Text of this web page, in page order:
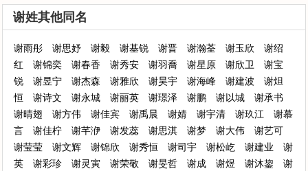
谢姓其他同名
谢雨彤 谢思妤 谢毅 谢基锐 谢晋 谢瀚荃 谢玉欣
谢绍
红
谢锦奕 谢春香 谢秀安 谢羽喬 谢星原 谢欣卫
谢宝
锐
谢昱宁 谢杰森 谢雅欣 谢昊宇 谢海峰 谢建波
谢炟
恒
谢诗文 谢永城 谢丽英 谢璟泽 谢鹏 谢以城
谢承书
谢晴翅
谢方伟 谢佳宾 谢禹晨 谢婧 谢宇清 谢玖江
谢慕
言
谢佳柠 谢芊洢 谢发蕊 谢思淇 谢梦 谢大伟
谢艺可
谢莹莹
谢文辉 谢锦欣 谢秀恒 谢司宇 谢松屹 谢建业
谢
英
谢彩珍 谢灵寅 谢荣敬 谢旻哲 谢成 谢煜 谢沐鋆
谢